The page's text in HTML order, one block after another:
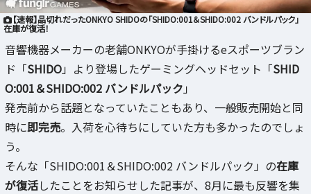
【速報】品切れだったONKYO SHIDOの「SHIDO:001＆SHIDO:002 バンドルパック」
在庫が復活！
音響機器メーカーの老舗ONKYOが手掛けるeスポーツブラン
ド「SHIDO」より登場したゲーミングヘッドセット「SHID
O:001＆SHIDO:002 バンドルパック 」
発売前から話題となっていたこともあり、一般販売開始と同
時に即完売。入荷を心待ちにしていた方も多かったのでしょ
う。
そんな「SHIDO:001＆SHIDO:002 バンドルパック」の在庫
が復活したことをお知らせした記事が、8月に最も反響を集